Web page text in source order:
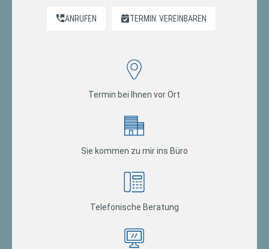
ANRUFEN TERMIN VEREINBAREN
Termin bei Ihnen vor Ort
Sie kommen zu mir ins Büro
Telefonische Beratung